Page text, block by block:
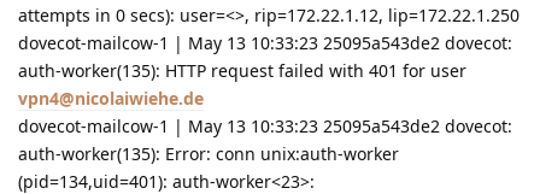
attempts in 0 secs): user=<>, rip=172.22.1.12, lip=172.22.1.250
dovecot-mailcow-1 | May 13 10:33:23 25095a543de2 dovecot:
auth-worker(135): HTTP request failed with 401 for user
vpn4@nicolaiwiehe.de
dovecot-mailcow-1 | May 13 10:33:23 25095a543de2 dovecot:
auth-worker(135): Error: conn unix:auth-worker
(pid=134,uid=401): auth-worker<23>: